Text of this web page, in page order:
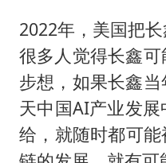
2022年，美国把
很多人觉得长鑫
步想，如果长鑫
天中国AI产业发
给，就随时都可